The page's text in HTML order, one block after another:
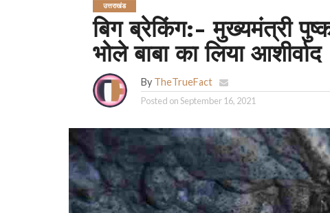
उत्तराखंड
बिग ब्रेकिंग:- मुख्यमंत्री
भोले बाबा का लिया आशीर्वाद
By TheTrueFact
Posted onSeptember 16, 2021